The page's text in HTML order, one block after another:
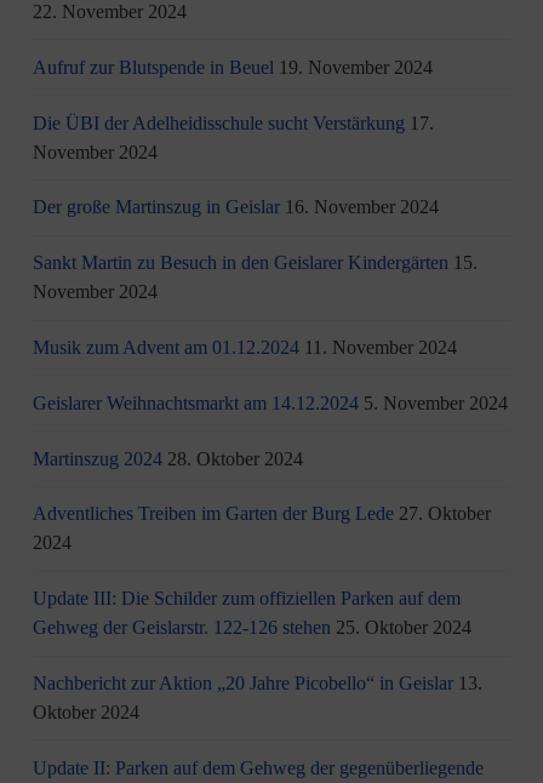
22. November 2024
Aufruf zur Blutspende in Beuel 19. November 2024
Die ÜBI der Adelheidisschule sucht Verstärkung 17.
November 2024
Der große Martinszug in Geislar 16. November 2024
Sankt Martin zu Besuch in den Geislarer Kindergärten 15.
November 2024
Musik zum Advent am 01.12.2024 11. November 2024
Geislarer Weihnachtsmarkt am 14.12.2024 5. November 2024
Martinszug 2024 28. Oktober 2024
Adventliches Treiben im Garten der Burg Lede 27. Oktober
2024
Update III: Die Schilder zum offiziellen Parken auf dem
Gehweg der Geislarstr. 122-126 stehen 25. Oktober 2024
Nachbericht zur Aktion „20 Jahre Picobello“ in Geislar 13.
Oktober 2024
Update II: Parken auf dem Gehweg der gegenüberliegende